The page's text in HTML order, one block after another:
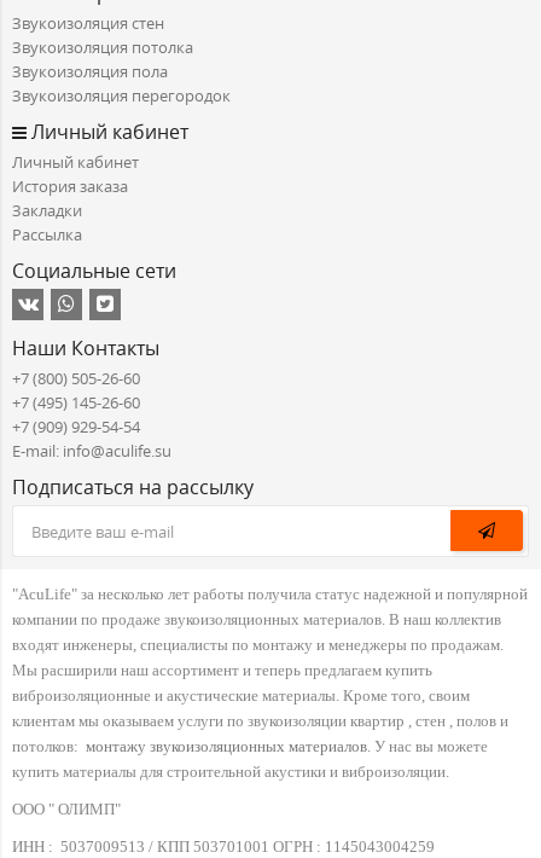
Звукоизоляция стен
Звукоизоляция потолка
Звукоизоляция пола
Звукоизоляция перегородок
Личный кабинет
Личный кабинет
История заказа
Закладки
Рассылка
Социальные сети
Наши Контакты
+7 (800) 505-26-60
+7 (495) 145-26-60
+7 (909) 929-54-54
E-mail: info@aculife.su
Подписаться на рассылку
"AcuLife" за несколько лет работы получила статус надежной и популярной
компании по продаже звукоизоляционных материалов. В наш коллектив
входят инженеры, специалисты по монтажу и менеджеры по продажам.
Мы расширили наш ассортимент и теперь предлагаем купить
виброизоляционные и акустические материалы. Кроме того, своим
клиентам мы оказываем услуги по звукоизоляции квартир , стен , полов и
потолков: монтажу звукоизоляционных материалов. У нас вы можете
купить материалы для строительной акустики и виброизоляции.
ООО " ОЛИМП"
ИНН : 5037009513 / КПП 503701001 ОГРН : 1145043004259